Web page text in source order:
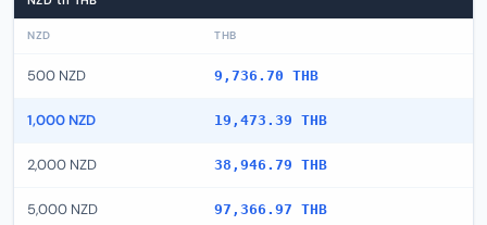
NZD THB
500 NZD 9,736.70 THB
1,000 NZD 19,473.39 THB
2,000 NZD 38,946.79 THB
5,000 NZD 97,366.97 THB